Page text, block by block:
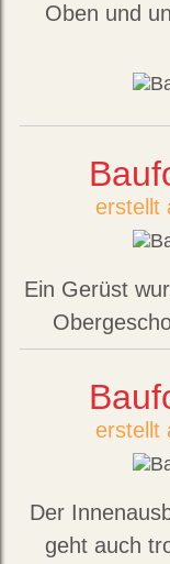
Oben und
erstellt
Ein Gerüst
erstellt
Der
geht auch